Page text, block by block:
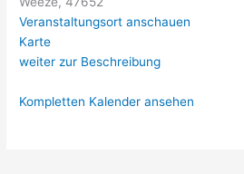
Veranstaltungsort anschauen
Karte
weiter zur Beschreibung
Kompletten Kalender ansehen